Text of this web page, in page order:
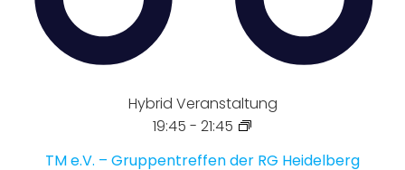
Hybrid Veranstaltung
19:45 - 21:45
TM e.V. – Gruppentreffen der RG Heidelberg